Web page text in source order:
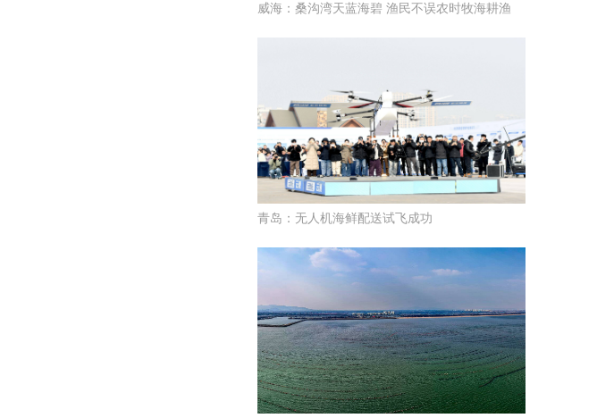
威海：桑沟湾天蓝海碧 渔民不误农时牧海耕渔
青岛：无人机海鲜配送试飞成功